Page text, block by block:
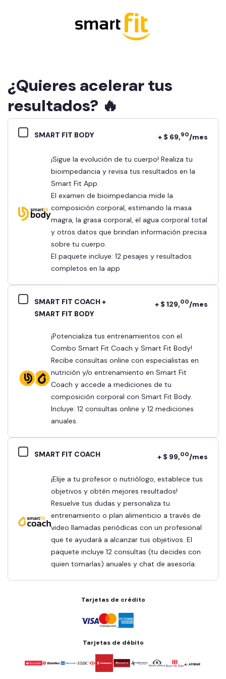
¿Quieres acelerar tus
resultados? 🔥
SMART FIT BODY + $ 69,90/mes
¡Sigue la evolución de tu cuerpo! Realiza tu
bioimpedancia y revisa tus resultados en la
Smart Fit App.
El examen de bioimpedancia mide la
composición corporal, estimando la masa
magra, la grasa corporal, el agua corporal total
y otros datos que brindan información precisa
sobre tu cuerpo.
El paquete incluye: 12 pesajes y resultados
completos en la app
SMART FIT COACH +
SMART FIT BODY
+ $ 129,00/mes
¡Potencializa tus entrenamientos con el
Combo Smart Fit Coach y Smart Fit Body!
Recibe consultas online con especialistas en
nutrición y/o entrenamiento en Smart Fit
Coach y accede a mediciones de tu
composición corporal con Smart Fit Body.
Incluye: 12 consultas online y 12 mediciones
anuales.
SMART FIT COACH + $ 99,00/mes
¡Elije a tu profesor o nutriólogo, establece tus
objetivos y obtén mejores resultados!
Resuelve tus dudas y personaliza tu
entrenamiento o plan alimenticio a través de
video llamadas periódicas con un profesional
que te ayudará a alcanzar tus objetivos. El
paquete incluye 12 consultas (tu decides con
quien tomarlas) anuales y chat de asesoría.
Tarjetas de crédito
Tarjetas de débito